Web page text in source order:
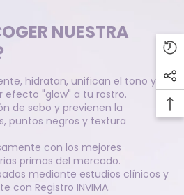
NUESTRA
hidratan, unifican el tono y le
efecto "glow" a tu rostro.
de sebo y previenen la
puntos negros y textura
con los mejores
primas del mercado.
mediante estudios clínicos y
con Registro INVIMA.